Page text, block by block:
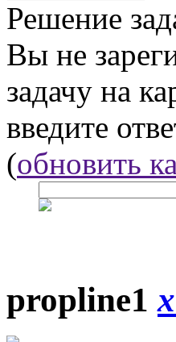
Решение
Вы не
задачу на
введите
(обновить
propline1x